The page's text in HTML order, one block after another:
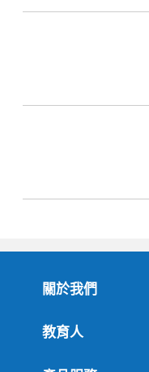
關於我們
教育人